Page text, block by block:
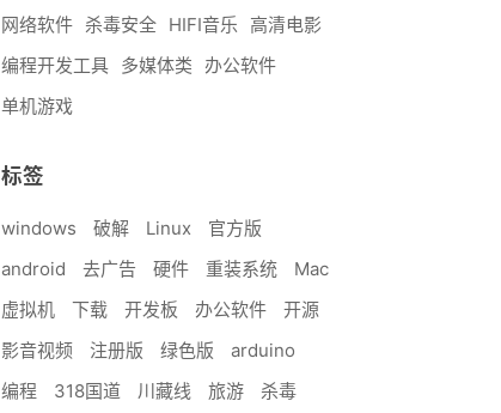
网络软件 杀毒安全 HIFI音乐
高清电影
编程开发工具 多媒体类
办公软件
单机游戏
标签
windows 破解 Linux
官方版
android
去广告 硬件 重装系统
Mac
虚拟机
下载 开发板 办公软件
开源
影音视频
注册版 绿色版
arduino
编程
318国道 川藏线 旅游
杀毒